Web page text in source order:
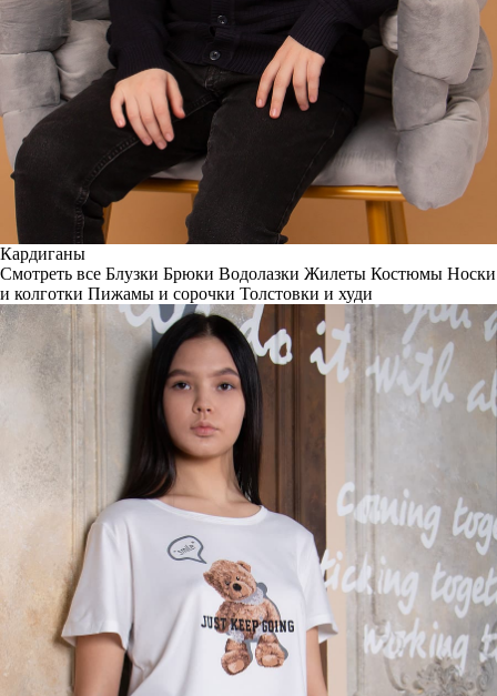
Кардиганы
Смотреть все Блузки Брюки Водолазки Жилеты Костюмы Носки
и колготки Пижамы и сорочки Толстовки и худи